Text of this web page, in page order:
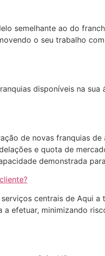
semelhante ao do
o seu trabalho
disponíveis na
de novas franquias
e quota de
demonstrada
centrais de Aqui
efetuar, minimizando